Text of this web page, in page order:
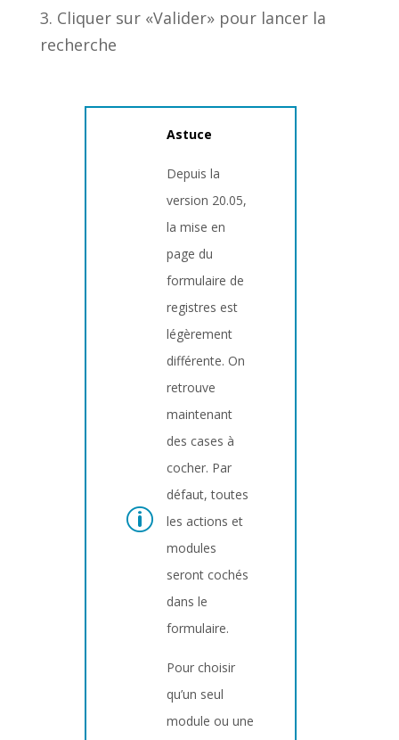
3. Cliquer sur «Valider» pour lancer la
recherche
Astuce
Depuis la
version 20.05,
la mise en
page du
formulaire de
registres est
légèrement
différente. On
retrouve
maintenant
des cases à
cocher. Par
défaut, toutes
les actions et
modules
seront cochés
dans le
formulaire.
Pour choisir
qu’un seul
module ou une